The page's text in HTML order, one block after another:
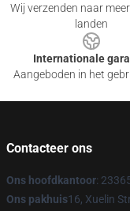
Wij verzenden naar
landen
Internationale
Aangeboden in het
Contacteer ons
Ons hoofdkantoor:
Ons pakhuis16, Xuelin